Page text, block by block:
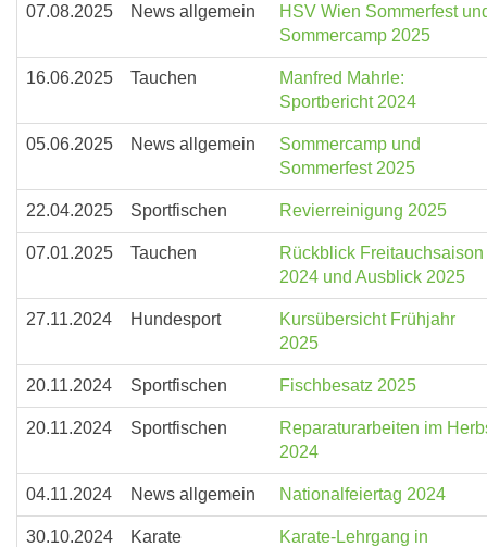
07.08.2025 News allgemein
HSV Wien Sommerfest
Sommercamp 2025
16.06.2025 Tauchen
Manfred Mahrle:
Sportbericht 2024
05.06.2025 News allgemein
Sommercamp und
Sommerfest 2025
22.04.2025 Sportfischen Revierreinigung 2025
07.01.2025 Tauchen
Rückblick Freitauchsaison
2024 und Ausblick 2025
27.11.2024 Hundesport
Kursübersicht Frühjahr
2025
20.11.2024 Sportfischen Fischbesatz 2025
20.11.2024 Sportfischen
Reparaturarbeiten im
2024
04.11.2024 News allgemein Nationalfeiertag 2024
30.10.2024 Karate
Karate-Lehrgang in